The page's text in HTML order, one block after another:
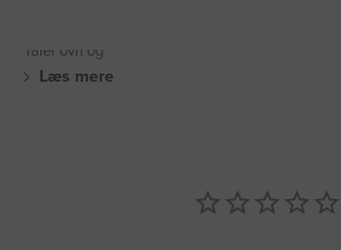
Tåler ovn og
Læs mere